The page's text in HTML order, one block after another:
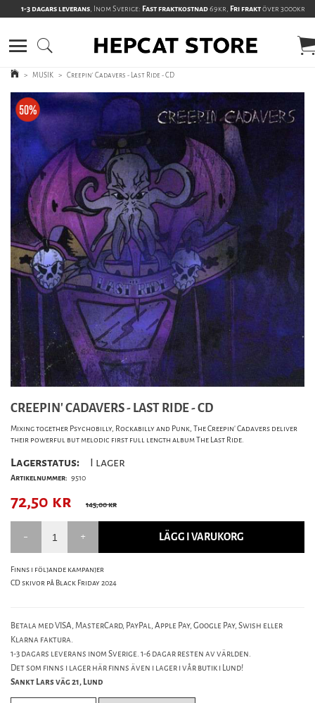
1-3 dagars leverans, Inom Sverige: Fast fraktkostnad69kr, Fri fraktöver 3000kr
> MUSIK > Creepin' Cadavers - Last Ride - CD
CREEPIN' CADAVERS - LAST RIDE - CD
Mixing together Psychobilly, Rockabilly and Punk, The Creepin' Cadavers deliver
their powerful but melodic first full length album The Last Ride.
Lagerstatus: I lager
Artikelnummer: 9510
72,50 kr 145,00 kr
LÄGG I VARUKORG
Finns i följande kampanjer
CD skivor på Black Friday 2024
Betala med VISA, MasterCard, PayPal, Apple Pay, Google Pay, Swish eller
Klarna faktura.
1-3 dagars leverans inom Sverige. 1-6 dagar resten av världen.
Det som finns i lager här finns även i lager i vår butik i Lund!
Sankt Lars väg 21, Lund